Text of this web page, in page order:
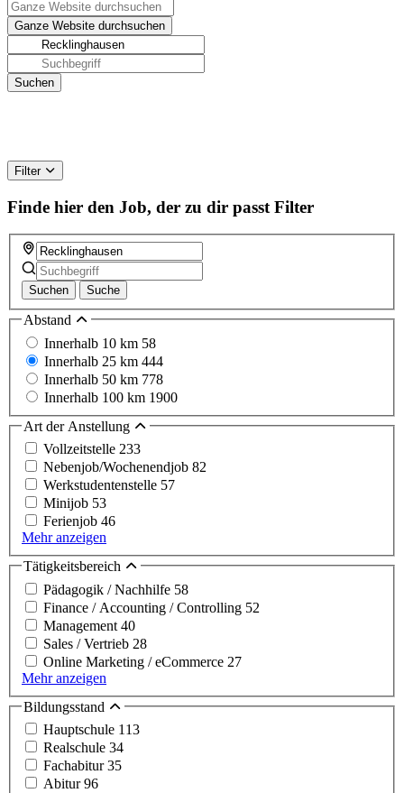
Filter
Finde hier den Job, der zu dir passt Filter
Suchen Suche
Abstand
Innerhalb 10 km 58
Innerhalb 25 km 444
Innerhalb 50 km 778
Innerhalb 100 km 1900
Art der Anstellung
Vollzeitstelle 233
Nebenjob/Wochenendjob 82
Werkstudentenstelle 57
Minijob 53
Ferienjob 46
Mehr anzeigen
Tätigkeitsbereich
Pädagogik / Nachhilfe 58
Finance / Accounting / Controlling 52
Management 40
Sales / Vertrieb 28
Online Marketing / eCommerce 27
Mehr anzeigen
Bildungsstand
Hauptschule 113
Realschule 34
Fachabitur35
Abitur96